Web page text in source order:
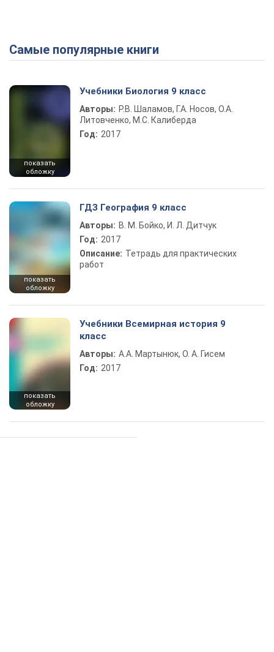
Play Video
Самые популярные книги
показать
обложку
Учебники Биология 9 класс
Авторы: Р.В. Шаламов, Г.А. Носов, О.А.
Литовченко, М.С. Калиберда
Год: 2017
показать
обложку
ГДЗ География 9 класс
Авторы: В. М. Бойко, И. Л. Дитчук
Год: 2017
Описание: Тетрадь для практических
работ
показать
обложку
Учебники Всемирная история 9
класс
Авторы: А.А. Мартынюк, О. А. Гисем
Год: 2017